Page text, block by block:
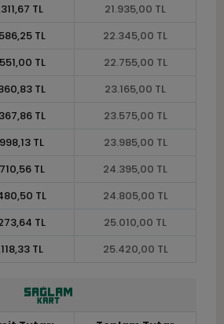
TL
21.935,00 TL
TL
22.345,00 TL
TL
22.755,00 TL
TL
23.165,00 TL
TL
23.575,00 TL
TL
23.985,00 TL
TL
24.395,00 TL
TL
24.805,00 TL
TL
25.010,00 TL
TL 25.420,00 TL